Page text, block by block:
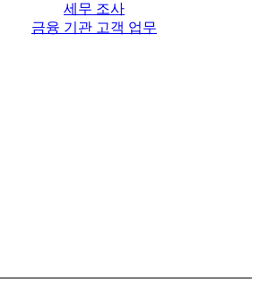
세무 조사
금융 기관 고객 업무